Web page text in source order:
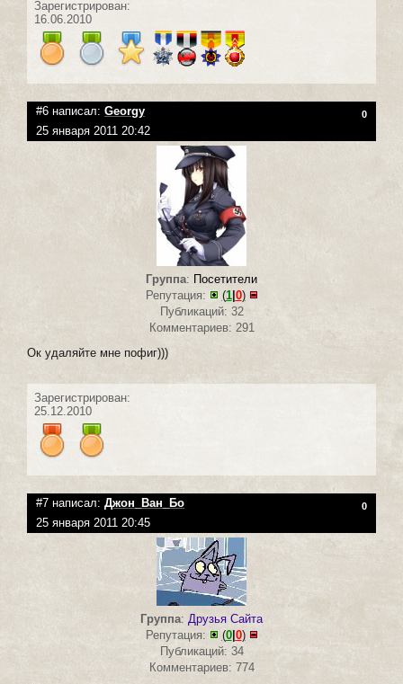
Зарегистрирован:
16.06.2010
#6 написал: Georgy 0
25 января 2011 20:42
Группа: Посетители
Репутация:
(1| 0)
Публикаций: 32
Комментариев: 291
Ок удаляйте мне пофиг)))
Зарегистрирован:
25.12.2010
#7 написал: Джон_Ван_Бо 0
25 января 2011 20:45
Группа: Друзья Сайта
Репутация:
(0| 0)
Публикаций: 34
Комментариев: 774